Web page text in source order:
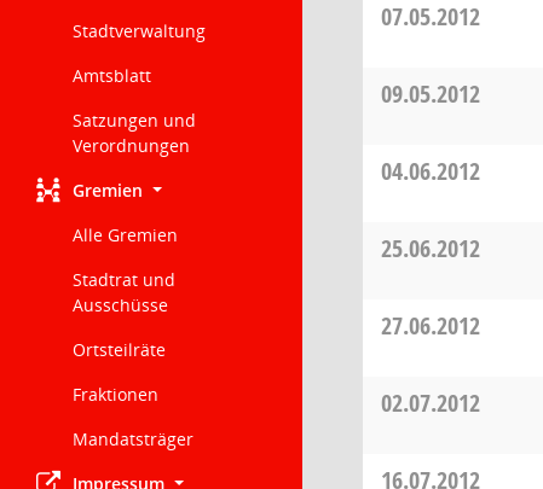
Stadtverwaltung
Amtsblatt
Satzungen und
Verordnungen
Gremien
Alle Gremien
Stadtrat und
Ausschüsse
Ortsteilräte
Fraktionen
Mandatsträger
Impressum
07.05.2012
09.05.2012
04.06.2012
25.06.2012
27.06.2012
02.07.2012
16.07.2012